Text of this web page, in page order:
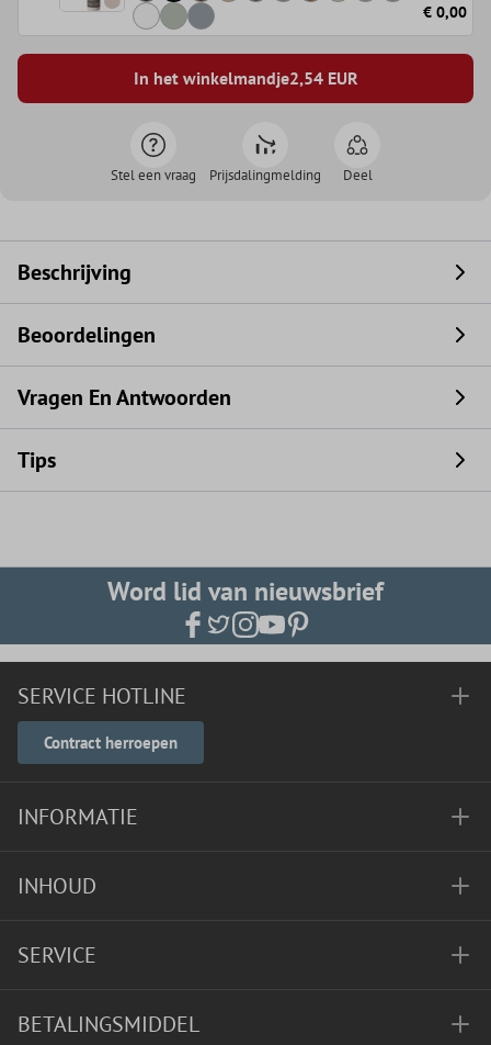
€ 0,00
In het winkelmandje2,54EUR
Stel een vraag Prijsdalingmelding Deel
Beschrijving
Beoordelingen
Vragen En Antwoorden
Tips
Word lid van nieuwsbrief
SERVICE HOTLINE
Contract herroepen
INFORMATIE
INHOUD
SERVICE
BETALINGSMIDDEL